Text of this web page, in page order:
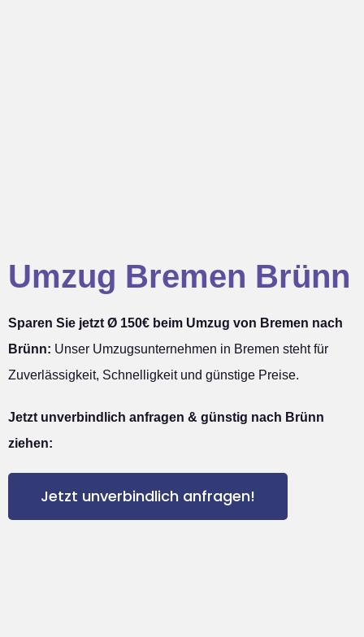
Umzug Bremen Brünn
Sparen Sie jetzt Ø 150€ beim Umzug von Bremen nach
Brünn: Unser Umzugsunternehmen in Bremen steht für
Zuverlässigkeit, Schnelligkeit und günstige Preise.
Jetzt unverbindlich anfragen & günstig nach Brünn
ziehen:
Jetzt unverbindlich anfragen!